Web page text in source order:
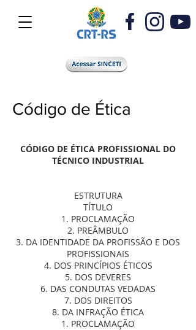
Código de Ética
CÓDIGO DE ÉTICA PROFISSIONAL DO
TÉCNICO INDUSTRIAL
ESTRUTURA
TÍTULO
1. PROCLAMAÇÃO
2. PREÂMBULO
3. DA IDENTIDADE DA PROFISSÃO E DOS
PROFISSIONAIS
4. DOS PRINCÍPIOS ÉTICOS
5. DOS DEVERES
6. DAS CONDUTAS VEDADAS
7. DOS DIREITOS
8. DA INFRAÇÃO ÉTICA
1. PROCLAMAÇÃO